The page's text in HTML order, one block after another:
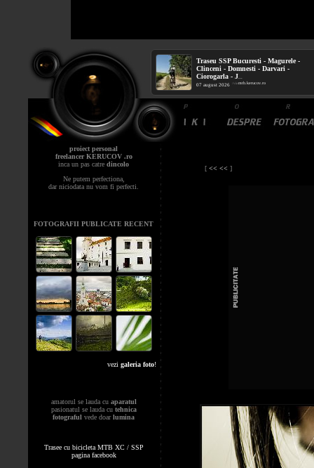
Traseu SSP Bucuresti - Magurele -
Clinceni - Domnesti - Darvari -
Ciorogarla - J...
07 august 2026 / via mtb.kerucov.ro
proiect personal
freelancer KERUCOV .ro
inca un pas catre dincolo
Ne putem perfectiona,
dar niciodata nu vom fi perfecti.
FOTOGRAFII PUBLICATE RECENT
vezi galeria foto!
amatorul se lauda cu aparatul
pasionatul se lauda cu tehnica
fotograful vede doarlumina
Trasee cu bicicleta MTB XC / SSP
pagina facebook
[<< << ]